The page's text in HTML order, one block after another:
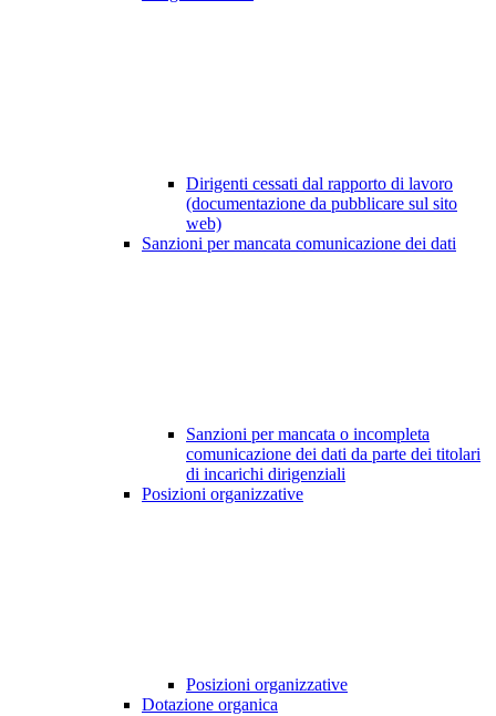
Dirigenti cessati dal rapporto di lavoro
(documentazione da pubblicare sul sito
web)
Sanzioni per mancata comunicazione dei dati
Sanzioni per mancata o incompleta
comunicazione dei dati da parte dei titolari
di incarichi dirigenziali
Posizioni organizzative
Posizioni organizzative
Dotazione organica